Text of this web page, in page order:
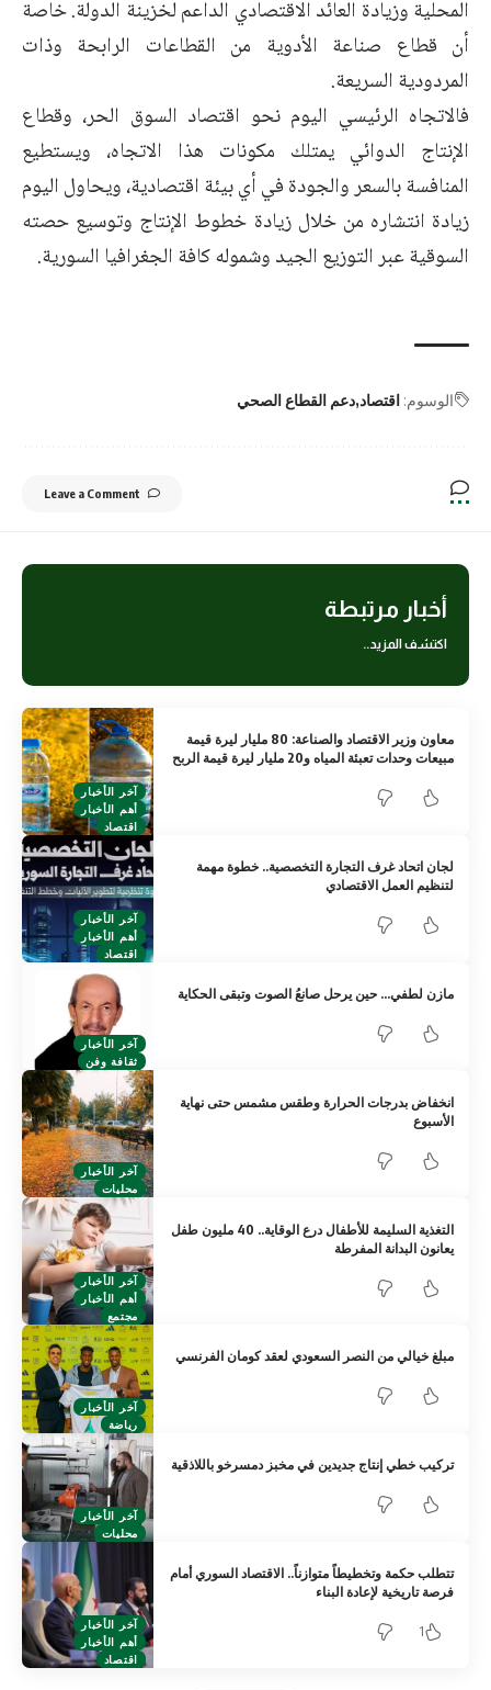
المحلية وزيادة العائد الاقتصادي الداعم لخزينة الدولة. خاصة
أن قطاع صناعة الأدوية من القطاعات الرابحة وذات
المردودية السريعة.
فالاتجاه الرئيسي اليوم نحو اقتصاد السوق الحر، وقطاع
الإنتاج الدوائي يمتلك مكونات هذا الاتجاه، ويستطيع
المنافسة بالسعر والجودة في أي بيئة اقتصادية، ويحاول اليوم
زيادة انتشاره من خلال زيادة خطوط الإنتاج وتوسيع حصته
السوقية عبر التوزيع الجيد وشموله كافة الجغرافيا السورية.
الوسوم: اقتصاد دعم القطاع الصحي
Leave a Comment
أخبار مرتبطة
اكتشف المزيد..
آخر الأخبار
أهم الأخبار
اقتصاد
معاون وزير الاقتصاد والصناعة: 80 مليار ليرة قيمة
مبيعات وحدات تعبئة المياه و20 مليار ليرة قيمة الربح
آخر الأخبار
أهم الأخبار
اقتصاد
لجان اتحاد غرف التجارة التخصصية.. خطوة مهمة
لتنظيم العمل الاقتصادي
آخر الأخبار
ثقافة وفن
مازن لطفي… حين يرحل صانعُ الصوت وتبقى الحكاية
آخر الأخبار
محليات
انخفاض بدرجات الحرارة وطقس مشمس حتى نهاية
الأسبوع
آخر الأخبار
أهم الأخبار
مجتمع
التغذية السليمة للأطفال درع الوقاية.. 40 مليون طفل
يعانون البدانة المفرطة
آخر الأخبار
رياضة
مبلغ خيالي من النصر السعودي لعقد كومان الفرنسي
آخر الأخبار
محليات
تركيب خطي إنتاج جديدين في مخبز دمسرخو باللاذقية
آخر الأخبار
أهم الأخبار
اقتصاد
تتطلب حكمة وتخطيطاً متوازناً.. الاقتصاد السوري أمام
فرصة تاريخية لإعادة البناء
1